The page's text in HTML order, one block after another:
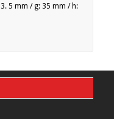
5 mm / g: 35 mm / h: